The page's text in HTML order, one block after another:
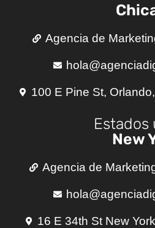
Agencia de
100 E Pine St,
Estados
New
Agencia de
16 E 34th St New